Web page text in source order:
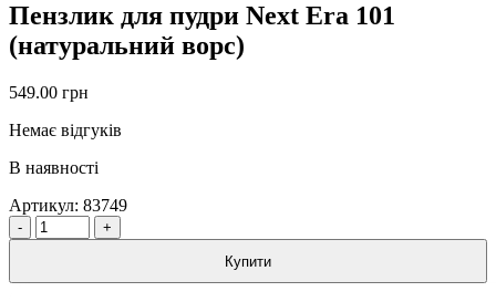
Пензлик для пудри Next Era 101
(натуральний ворс)
549.00 грн
Немає відгуків
В наявності
Артикул: 83749
Quantity
Купити